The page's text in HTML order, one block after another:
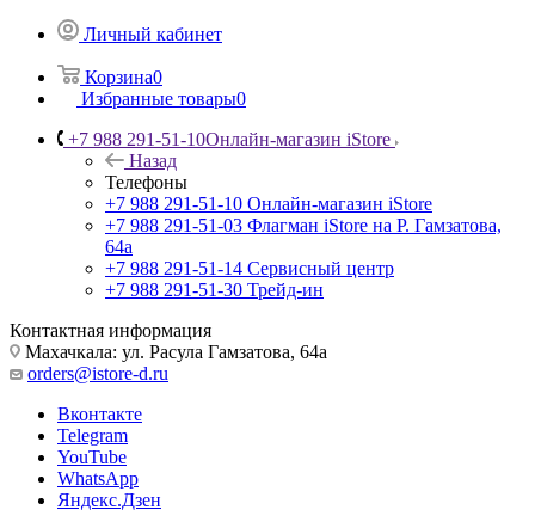
Личный кабинет
Корзина0
Избранные товары0
+7 988 291-51-10Онлайн-магазин iStore
Назад
Телефоны
+7 988 291-51-10 Онлайн-магазин iStore
+7 988 291-51-03 Флагман iStore на Р. Гамзатова,
64а
+7 988 291-51-14 Сервисный центр
+7 988 291-51-30 Трейд-ин
Контактная информация
Махачкала: ул. Расула Гамзатова, 64а
orders@istore-d.ru
Вконтакте
Telegram
YouTube
WhatsApp
Яндекс.Дзен